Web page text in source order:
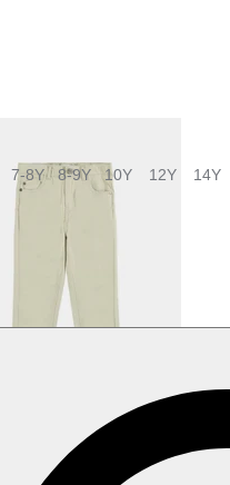
7-8Y 8-9Y 10Y 12Y 14Y